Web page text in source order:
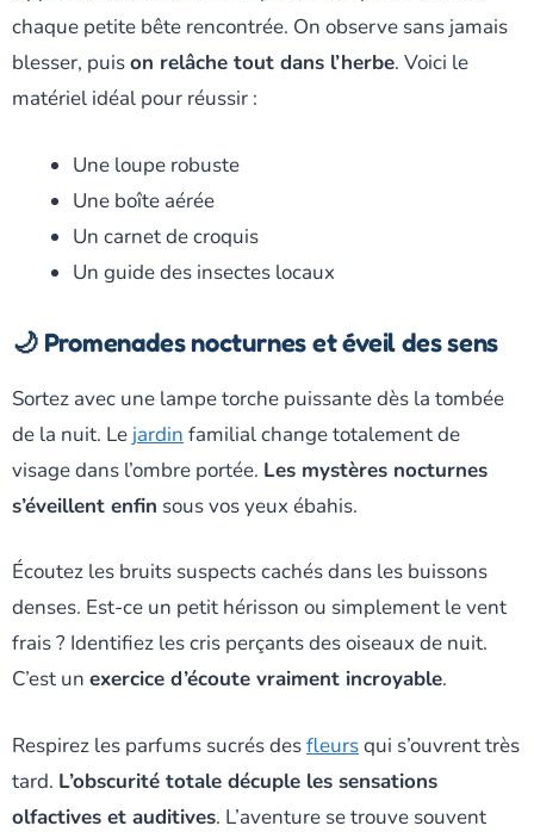
chaque petite bête rencontrée. On observe sans jamais
blesser, puison relâche tout dans l’herbe. Voici le
matériel idéal pour réussir :
Une loupe robuste
Une boîte aérée
Un carnet de croquis
Un guide des insectes locaux
🌙 Promenades nocturnes et éveil des sens
Sortez avec une lampe torche puissante dès la tombée
de la nuit. Le jardin familial change totalement de
visage dans l’ombre portée. Les mystères nocturnes
s’éveillent enfin sous vos yeux ébahis.
Écoutez les bruits suspects cachés dans les buissons
denses. Est-ce un petit hérisson ou simplement le vent
frais ? Identifiez les cris perçants des oiseaux de nuit.
C’est un exercice d’écoute vraiment incroyable.
Respirez les parfums sucrés desfleursqui s’ouvrent très
tard. L’obscurité totale décuple les sensations
olfactives et auditives. L’aventure se trouve souvent